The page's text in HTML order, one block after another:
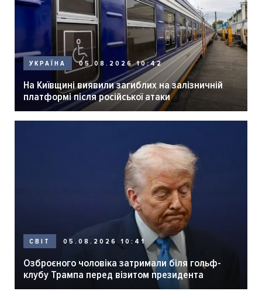
УКРАЇНА 05.08.2026 10:42
На Київщині виявили загиблих на залізничній
платформі після російської атаки
СВІТ 05.08.2026 10:41
Озброєного чоловіка затримали біля гольф-
клубу Трампа перед візитом президента